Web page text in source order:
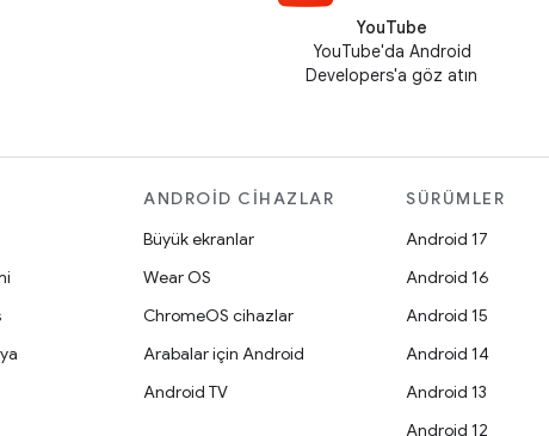
YouTube
YouTube'da Android
Developers'a göz atın
ANDROID CIHAZLAR
Büyük ekranlar
Wear OS
ChromeOS cihazlar
Arabalar için Android
Android TV
SÜRÜMLER
Android 17
Android 16
Android 15
Android 14
Android 13
Android 12